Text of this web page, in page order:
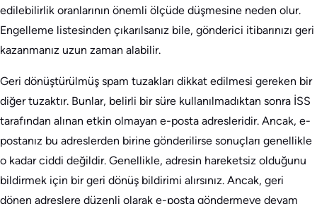
edilebilirlik oranlarının önemli ölçüde düşmesine neden olur.
Engelleme listesinden çıkarılsanız bile, gönderici itibarınızı geri
kazanmanız uzun zaman alabilir.
Geri dönüştürülmüş spam tuzakları dikkat edilmesi gereken bir
diğer tuzaktır. Bunlar, belirli bir süre kullanılmadıktan sonra İSS
tarafından alınan etkin olmayan e-posta adresleridir. Ancak, e-
postanız bu adreslerden birine gönderilirse sonuçları genellikle
o kadar ciddi değildir. Genellikle, adresin hareketsiz olduğunu
bildirmek için bir geri dönüş bildirimi alırsınız. Ancak, geri
dönen adreslere düzenli olarak e-posta göndermeye devam